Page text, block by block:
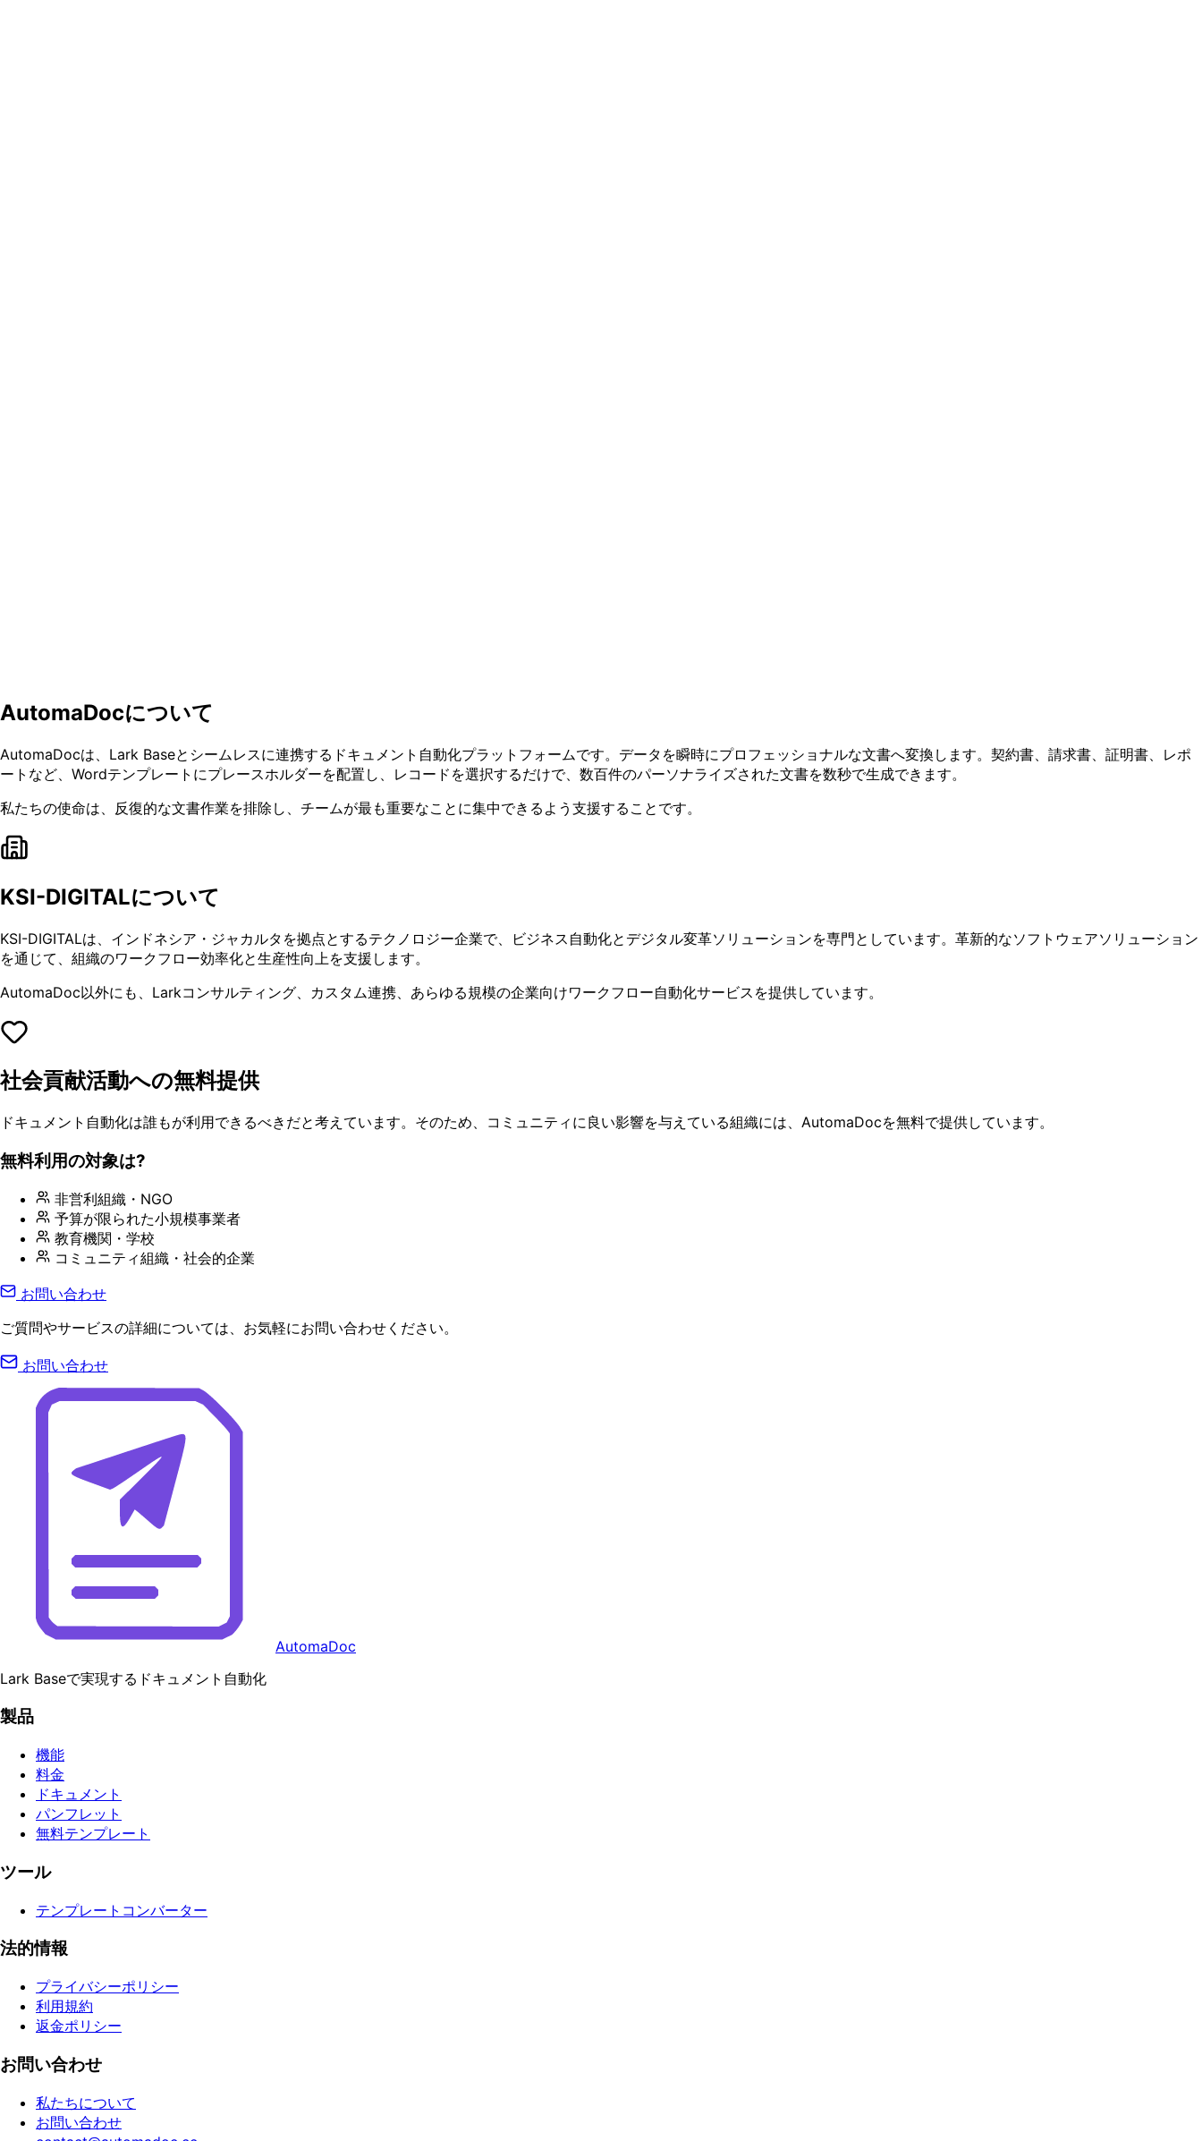
AutomaDocについて
AutomaDocは、Lark Baseとシームレスに連携するドキュメント自動化プラットフォームです。データを瞬時にプロフェッショナルな文書へ変換します。契約書、請求書、証明書、レポ
ートなど、Wordテンプレートにプレースホルダーを配置し、レコードを選択するだけで、数百件のパーソナライズされた文書を数秒で生成できます。
私たちの使命は、反復的な文書作業を排除し、チームが最も重要なことに集中できるよう支援することです。
KSI-DIGITALについて
KSI-DIGITALは、インドネシア・ジャカルタを拠点とするテクノロジー企業で、ビジネス自動化とデジタル変革ソリューションを専門としています。革新的なソフトウェアソリューション
を通じて、組織のワークフロー効率化と生産性向上を支援します。
AutomaDoc以外にも、Larkコンサルティング、カスタム連携、あらゆる規模の企業向けワークフロー自動化サービスを提供しています。
社会貢献活動への無料提供
ドキュメント自動化は誰もが利用できるべきだと考えています。そのため、コミュニティに良い影響を与えている組織には、AutomaDocを無料で提供しています。
無料利用の対象は?
非営利組織・NGO
予算が限られた小規模事業者
教育機関・学校
コミュニティ組織・社会的企業
お問い合わせ
ご質問やサービスの詳細については、お気軽にお問い合わせください。
お問い合わせ
AutomaDoc
Lark Baseで実現するドキュメント自動化
製品
機能
料金
ドキュメント
パンフレット
無料テンプレート
ツール
テンプレートコンバーター
法的情報
プライバシーポリシー
利用規約
返金ポリシー
お問い合わせ
私たちについて
お問い合わせ